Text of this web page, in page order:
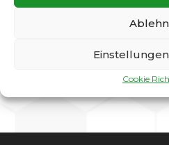
Cookie
Ferdi Görgen) für sich
Doch während unsere
konnten, gelang den